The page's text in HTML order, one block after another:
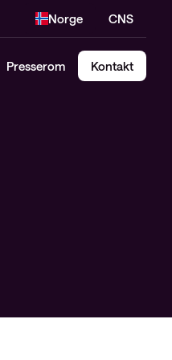
Norge CNS
Presserom Kontakt